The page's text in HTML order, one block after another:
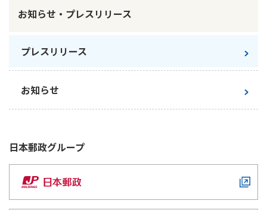
お知らせ・プレスリリース
プレスリリース
お知らせ
日本郵政グループ